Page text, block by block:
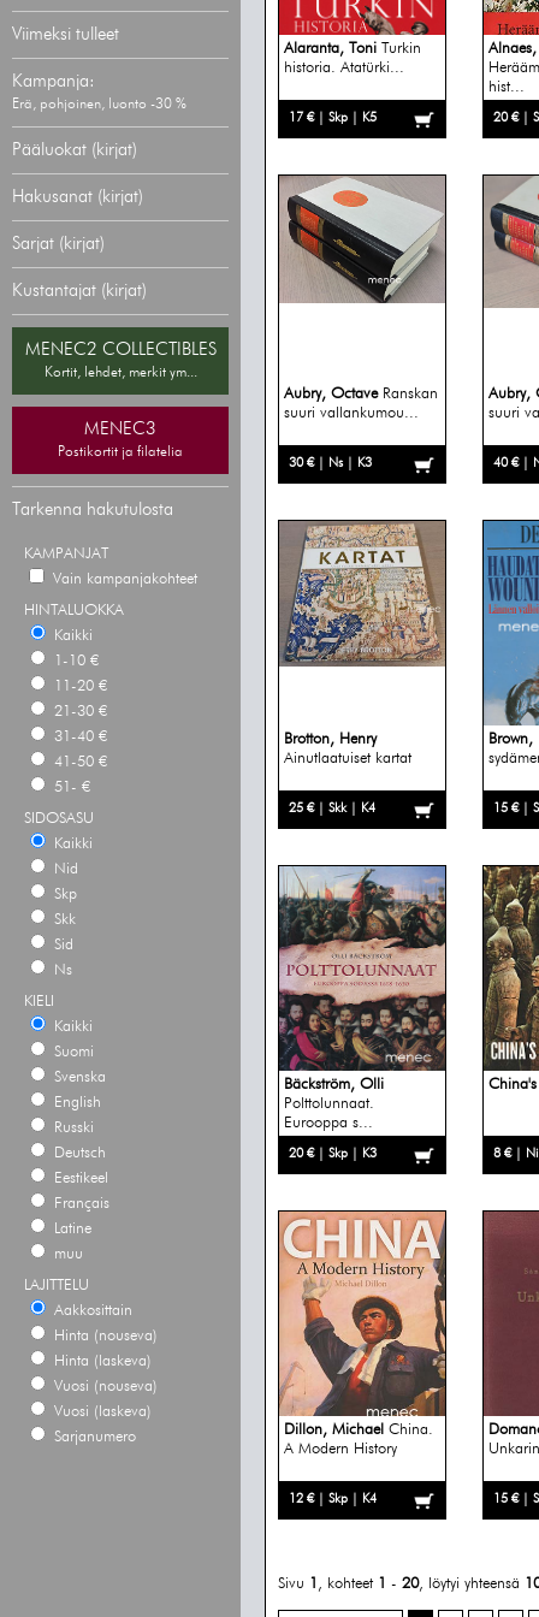
Viimeksi tulleet
Kampanja:
Erä, pohjoinen, luonto -30 %
Pääluokat (kirjat)
Hakusanat (kirjat)
Sarjat (kirjat)
Kustantajat (kirjat)
MENEC2 COLLECTIBLES
Kortit, lehdet, merkit ym...
MENEC3
Postikortit ja filatelia
Tarkenna hakutulosta
KAMPANJAT
Vain kampanjakohteet
HINTALUOKKA
Kaikki
1-10 €
11-20 €
21-30 €
31-40 €
41-50 €
51- €
SIDOSASU
Kaikki
Nid
Skp
Skk
Sid
Ns
KIELI
Kaikki
Suomi
Svenska
English
Russki
Deutsch
Eestikeel
Français
Latine
muu
LAJITTELU
Aakkosittain
Hinta (nouseva)
Hinta (laskeva)
Vuosi (nouseva)
Vuosi (laskeva)
Sarjanumero
Alaranta, Toni Turkin
historia. Atatürki...
17 € | Skp | K5
Alnaes,
hist...
20 € |
Aubry, Octave Ranskan
suuri vallankumou...
30 € | Ns | K3
Aubry,
suuri
40 € |
Brotton, Henry
Ainutlaatuiset kartat
25 € | Skk | K4
Brown,
15 € |
Bäckström, Olli
Polttolunnaat.
Eurooppa s...
20 € | Skp | K3
China's
8 € |
Dillon, Michael China.
A Modern History
12 € | Skp | K4 15 € |
Sivu 1 , kohteet 1 - 20, löytyi yhteensä